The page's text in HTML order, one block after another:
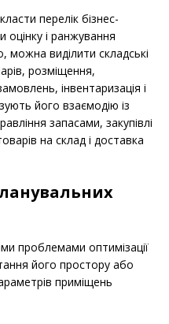
перелік бізнес-
оцінку і ранжування
виділити складські
розміщення,
інвентаризація і
його взаємодію із
запасами, закупівлі
на склад і доставка
проблемами оптимізації
його простору або
приміщень